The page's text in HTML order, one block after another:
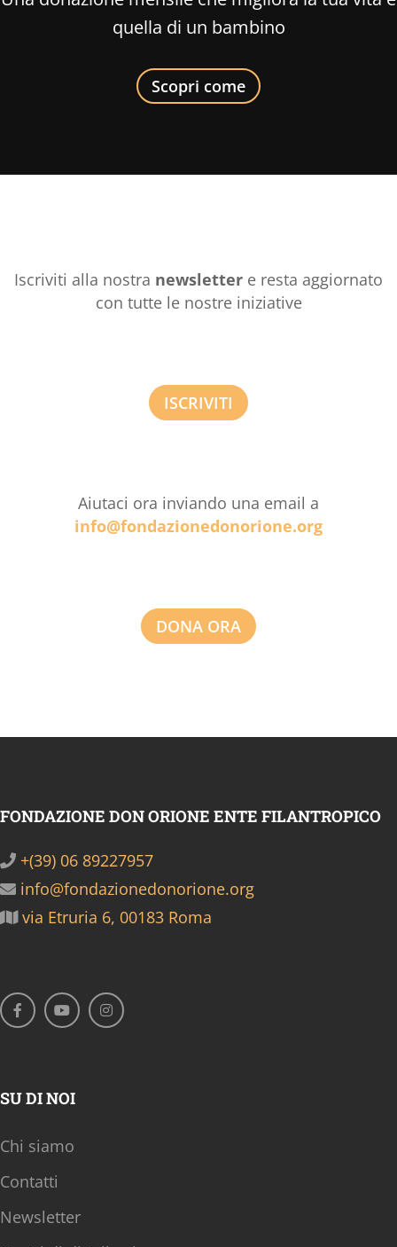
quella di un bambino
Scopri come
Iscriviti alla nostra newsletter e resta aggiornato
con tutte le nostre iniziative
ISCRIVITI
Aiutaci ora inviando una email a
info@fondazionedonorione.org
DONA ORA
FONDAZIONE DON ORIONE ENTE FILANTROPICO
+(39) 06 89227957
info@fondazionedonorione.org
via Etruria 6, 00183 Roma
SU DI NOI
Chi siamo
Contatti
Newsletter